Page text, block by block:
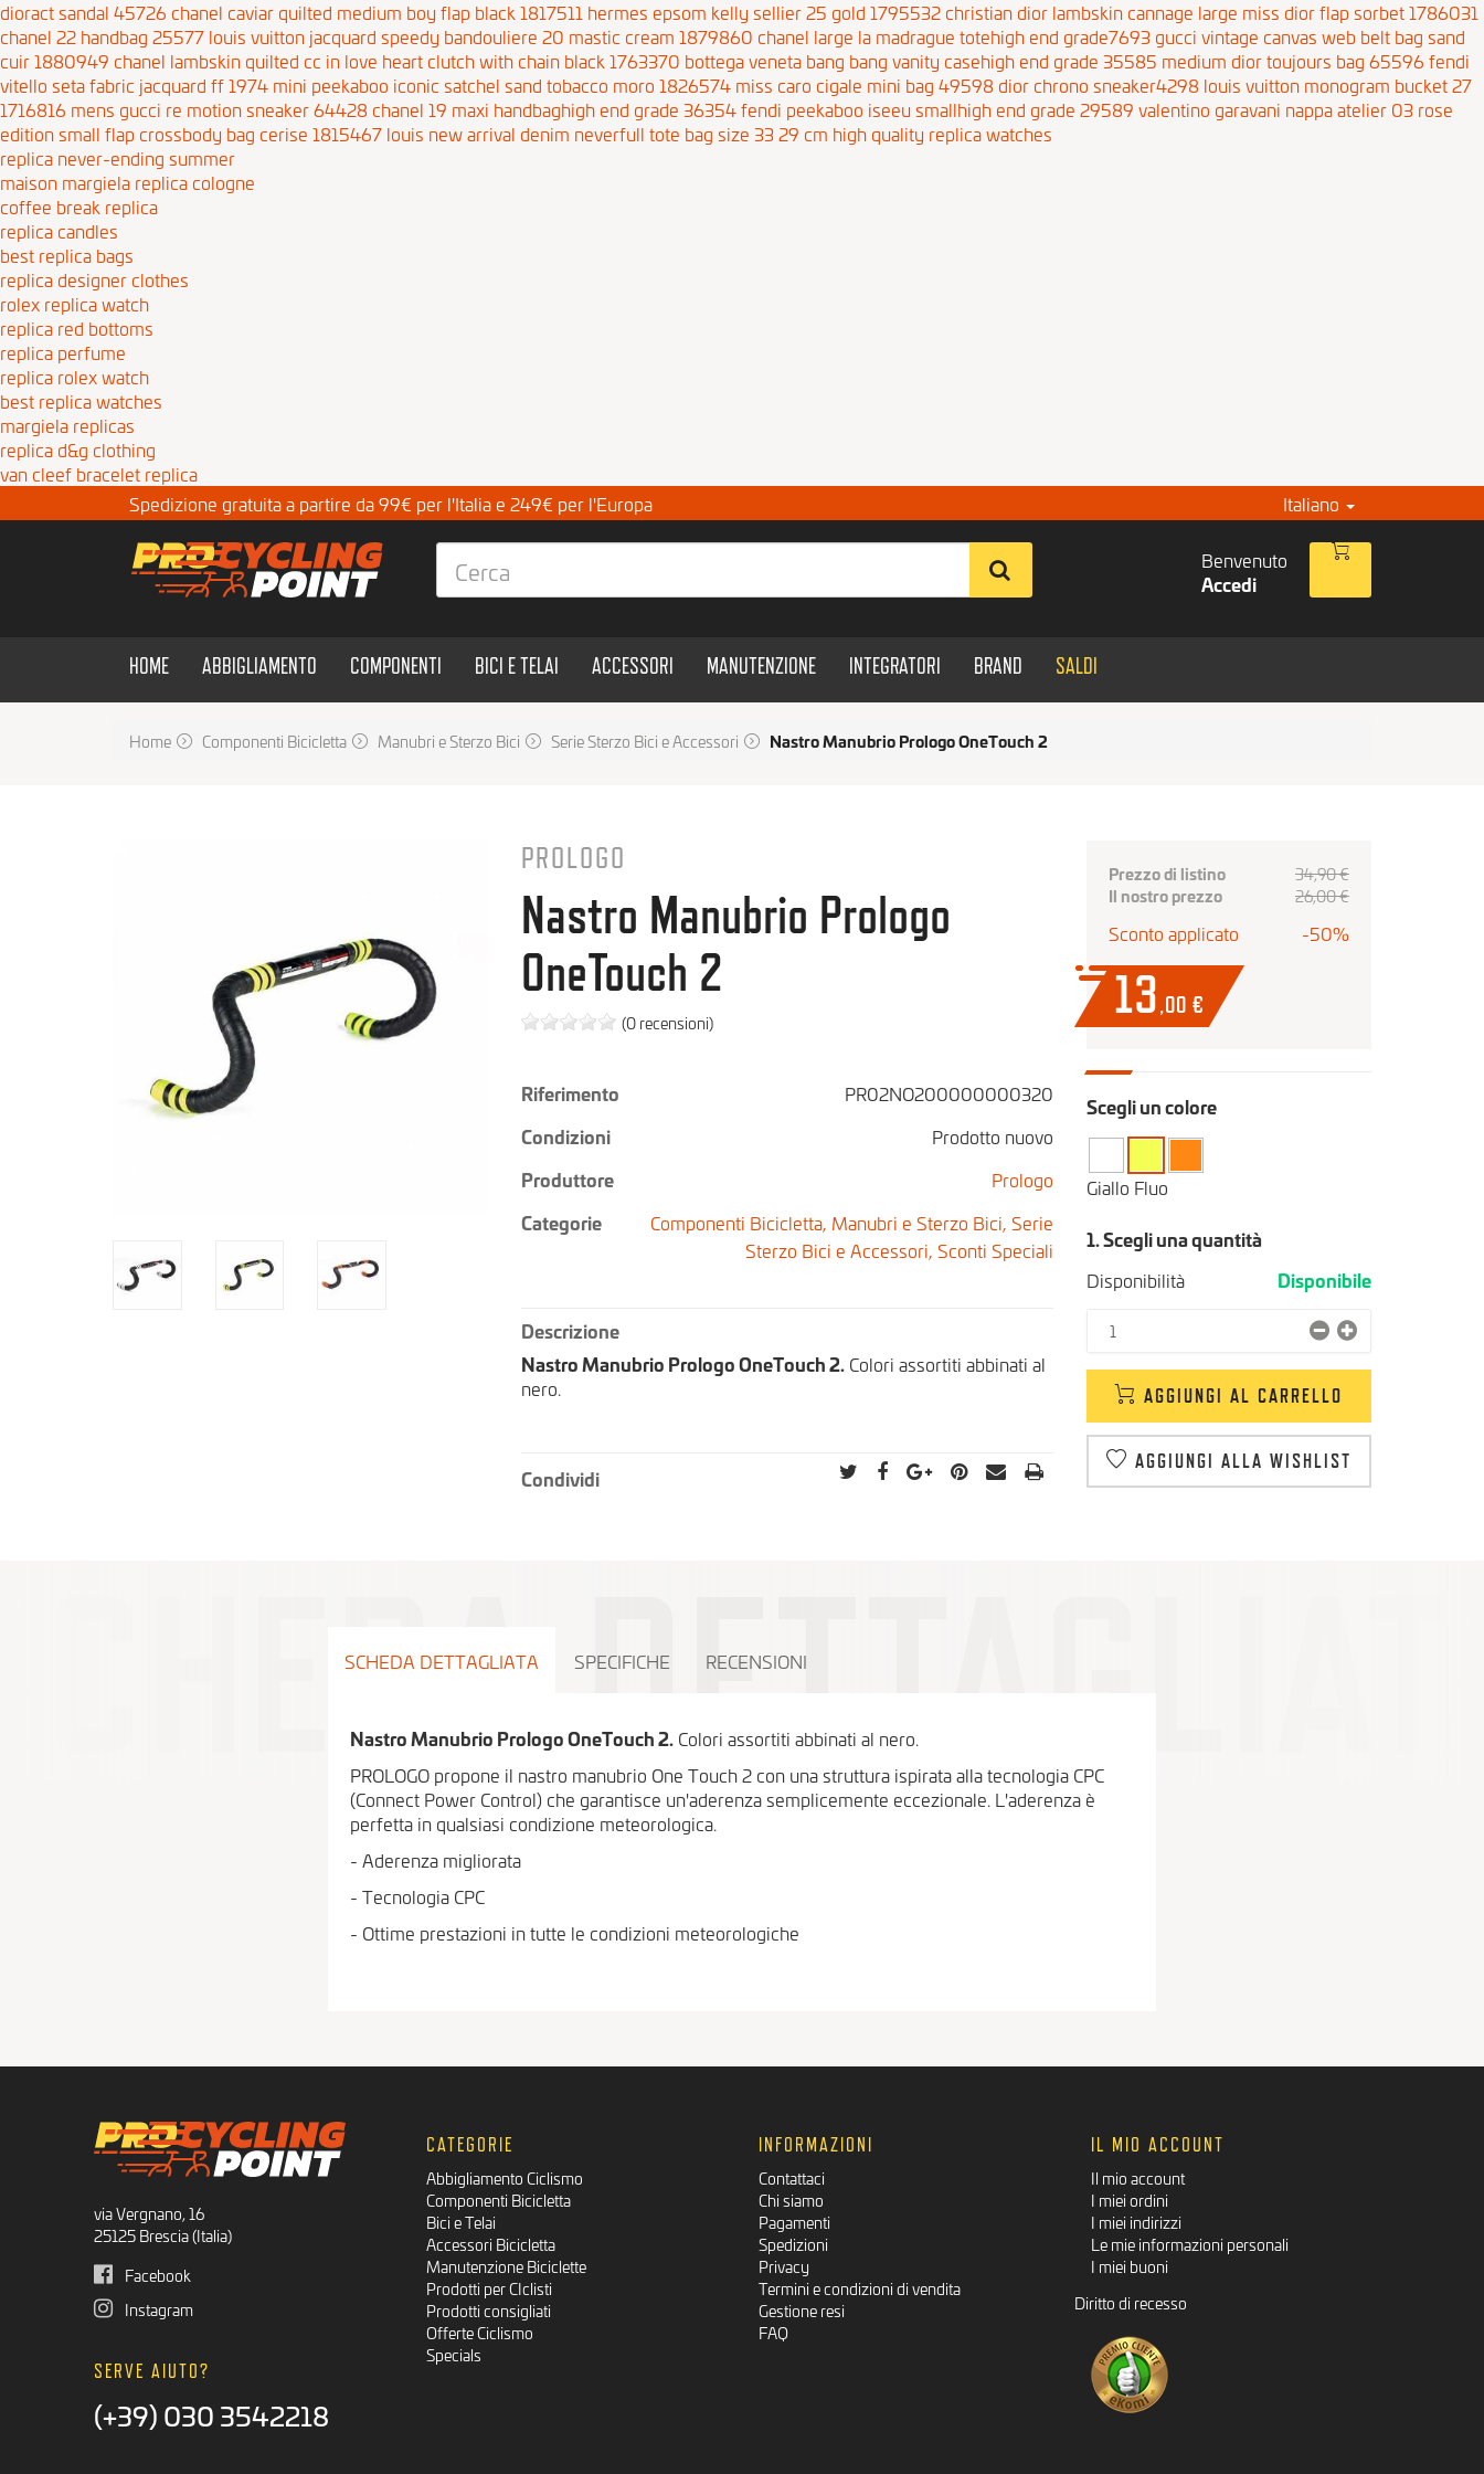
dioract sandal 45726 chanel caviar quilted medium boy flap black 1817511 hermes epsom kelly sellier 25 gold 1795532 christian dior lambskin cannage large miss dior flap sorbet 1786031
chanel 22 handbag 25577 louis vuitton jacquard speedy bandouliere 20 mastic cream 1879860 chanel large la madrague totehigh end grade7693 gucci vintage canvas web belt bag sand
cuir 1880949 chanel lambskin quilted cc in love heart clutch with chain black 1763370 bottega veneta bang bang vanity casehigh end grade 35585 medium dior toujours bag 65596 fendi
vitello seta fabric jacquard ff 1974 mini peekaboo iconic satchel sand tobacco moro 1826574 miss caro cigale mini bag 49598 dior chrono sneaker4298 louis vuitton monogram bucket 27
1716816 mens gucci re motion sneaker 64428 chanel 19 maxi handbaghigh end grade 36354fendi peekaboo iseeu smallhigh end grade 29589 valentino garavani nappa atelier 03 rose
edition small flap crossbody bag cerise 1815467 louis new arrival denim neverfull tote bag size 33 29 cm high quality replica watches
replica never-ending summer
maison margiela replica cologne
coffee break replica
replica candles
best replica bags
replica designer clothes
rolex replica watch
replica red bottoms
replica perfume
replica rolex watch
best replica watches
margiela replicas
replica d&g clothing
van cleef bracelet replica
Spedizione gratuita a partire da 99€ per l'Italia e 249€ per l'Europa
Italiano
Benvenuto
Accedi
HOME ABBIGLIAMENTO COMPONENTI BICI E TELAI ACCESSORI MANUTENZIONE INTEGRATORI BRAND SALDI
Home Componenti Bicicletta Manubri e Sterzo Bici Serie Sterzo Bici e Accessori Nastro Manubrio Prologo OneTouch 2
PROLOGO
Nastro Manubrio Prologo
OneTouch 2
(0 recensioni)
Riferimento
PR02NO200000000320
Condizioni
Prodotto nuovo
Produttore
Prologo
Categorie
Componenti Bicicletta, Manubri e Sterzo Bici, Serie
Sterzo Bici e Accessori, Sconti Speciali
Descrizione
Nastro Manubrio Prologo OneTouch 2. Colori assortiti abbinati al
nero.
Condividi
Prezzo di listino
34,90 €
Il nostro prezzo
26,00€
Sconto applicato -50%
13,00 €
Scegli un colore
Giallo Fluo
1. Scegli una quantità
Disponibilità
Disponibile
AGGIUNGI AL CARRELLO
AGGIUNGI ALLA WISHLIST
SCHEDA DETTAGLIATA SPECIFICHE RECENSIONI
Nastro Manubrio Prologo OneTouch 2. Colori assortiti abbinati al nero.
PROLOGO propone il nastro manubrio One Touch 2 con una struttura ispirata alla tecnologia CPC
(Connect Power Control) che garantisce un'aderenza semplicemente eccezionale. L'aderenza è
perfetta in qualsiasi condizione meteorologica.
- Aderenza migliorata
- Tecnologia CPC
- Ottime prestazioni in tutte le condizioni meteorologiche
via Vergnano, 16
25125 Brescia (Italia)
Facebook
Instagram
SERVE AIUTO?
(+39) 030 3542218
CATEGORIE
Abbigliamento Ciclismo
Componenti Bicicletta
Bici e Telai
Accessori Bicicletta
Manutenzione Biciclette
Prodotti per CIclisti
Prodotti consigliati
Offerte Ciclismo
Specials
INFORMAZIONI
Contattaci
Chi siamo
Pagamenti
Spedizioni
Privacy
Termini e condizioni di vendita
Gestione resi
FAQ
IL MIO ACCOUNT
Il mio account
I miei ordini
I miei indirizzi
Le mie informazioni personali
I miei buoni
Diritto di recesso